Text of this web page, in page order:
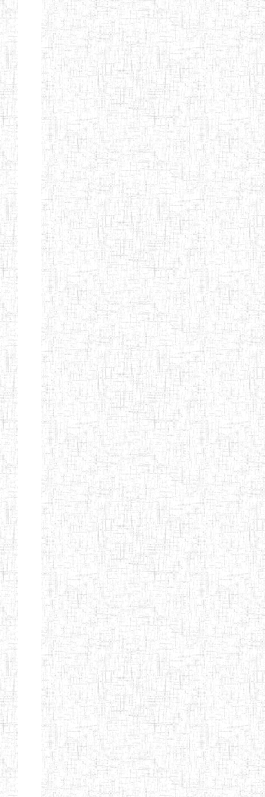
Afficher Page 2 sur 13 Total: 307
Début Préc. 1 2 3 4 5
6
Suivant
Fin
FIERTE
ENIEG TAGA 02/09/2014 ENIEG Privé
ENIET
SIANTOU
04/02/2014 ENIET Privé
ENIEG PRIVEE
GOLDEN
28/08/2009 ENIEG Privé
ENIEG
BILINGUE LE
GRAND
28/12/2007 ENIEG Privé
ENIEG
BILINGUE
VIVA
EDUCATION
15/04/2014 ENIEG Privé
ENIEG PRIVEE
MERE
THERESA
20/08/2015 ENIEG Privé
ENIEG COSBIE 28/08/2009 ENIEG Privé
ENIEG STAR 28/12/2007 ENIEG Privé
ENIEG MEVEC 02/07/2012 ENIEG Privé
Etablissements
d'enseignement
secondaire
technique
et
professionnel
ESTP